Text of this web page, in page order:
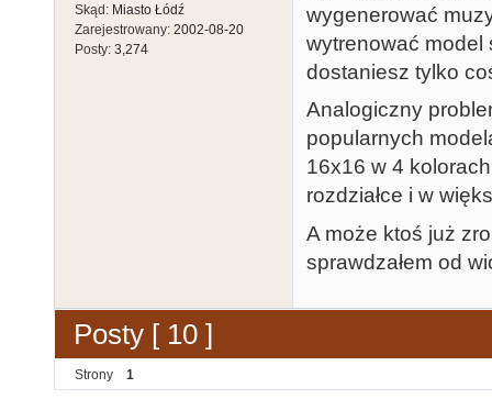
Skąd: Miasto Łódź
Zarejestrowany: 2002-08-20
Posty: 3,274
wygenerować
wytrenować model
dostaniesz tylko
Analogiczny
popularnych
16x16 w 4
rozdziałce i w
A może ktoś już
sprawdzałem od
Posty [ 10 ]
Strony 1